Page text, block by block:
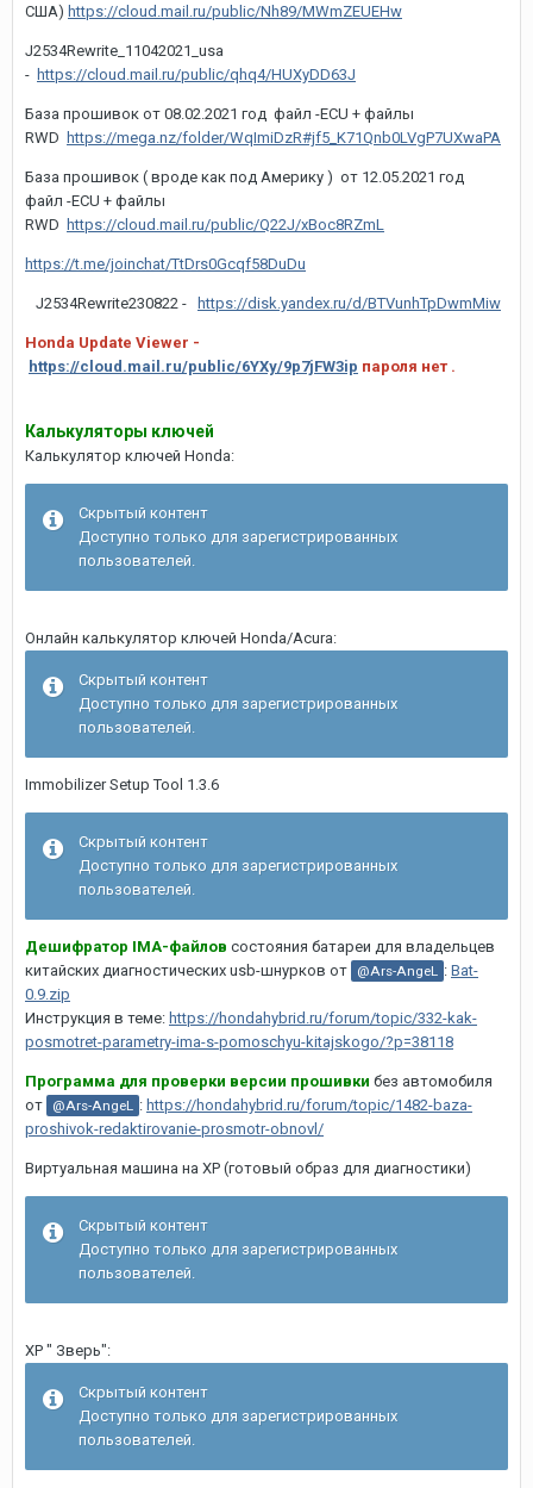
США) https://cloud.mail.ru/public/Nh89/MWmZEUEHw
J2534Rewrite_11042021_usa
- https://cloud.mail.ru/public/qhq4/HUXyDD63J
База прошивок от 08.02.2021 год файл -ECU + файлы
RWD https://mega.nz/folder/WqImiDzR#jf5_K71Qnb0LVgP7UXwaPA
База прошивок ( вроде как под Америку ) от 12.05.2021 год
файл -ECU + файлы
RWD https://cloud.mail.ru/public/Q22J/xBoc8RZmL
https://t.me/joinchat/TtDrs0Gcqf58DuDu
J2534Rewrite230822 - https://disk.yandex.ru/d/BTVunhTpDwmMiw
Honda Update Viewer -
https://cloud.mail.ru/public/6YXy/9p7jFW3ip пароля нет .
Калькуляторы ключей
Калькулятор ключей Honda:
Скрытый контент
Доступно только для зарегистрированных
пользователей.
Онлайн калькулятор ключей Honda/Acura:
Скрытый контент
Доступно только для зарегистрированных
пользователей.
Immobilizer Setup Tool 1.3.6
Скрытый контент
Доступно только для зарегистрированных
пользователей.
Дешифратор IMA-файлов состояния батареи для владельцев
китайских диагностических usb-шнурков от
@Ars-AngeL : Bat-
0.9.zip
Инструкция в теме: https://hondahybrid.ru/forum/topic/332-kak-
posmotret-parametry-ima-s-pomoschyu-kitajskogo/?p=38118
Программа для проверки версии прошивки без автомобиля
от
@Ars-AngeL : https://hondahybrid.ru/forum/topic/1482-baza-
proshivok-redaktirovanie-prosmotr-obnovl/
Виртуальная машина на XP (готовый образ для диагностики)
Скрытый контент
Доступно только для зарегистрированных
пользователей.
ХР " Зверь":
Скрытый контент
Доступно только для зарегистрированных
пользователей.